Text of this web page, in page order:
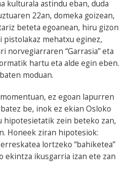
kulturala astindu eban, duda
22an, domeka goizean,
beteta egoanean, hiru gizon
mehatxu eginez,
norvegiarraren “Garrasia” eta
hartu eta alde egin eben.
moduan.
ez egoan lapurren
be, inok ez ekian Osloko
hipotesietatik zein beteko zan,
Honeek ziran hipotesiok:
lortzeko “bahiketea”
ekintza ikusgarria izan ete zan